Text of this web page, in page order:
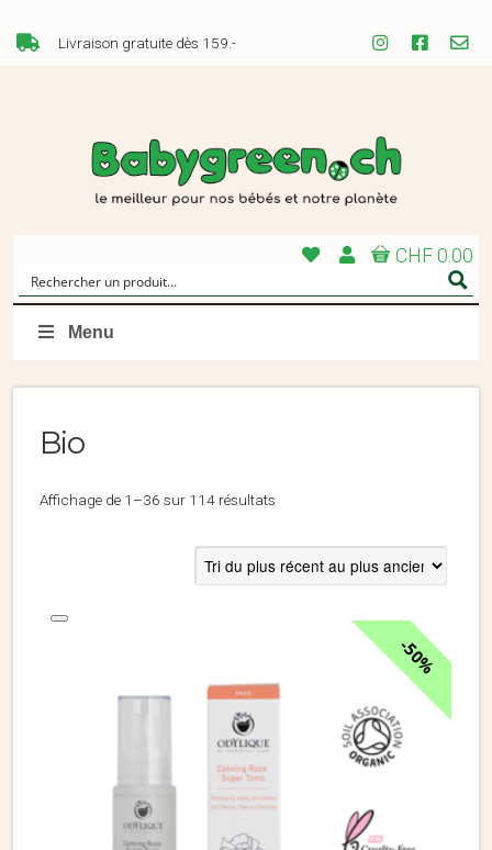
Livraison gratuite dès 159.-
CHF 0.00
Menu
Bio
Affichage de 1–36 sur 114 résultats
50%